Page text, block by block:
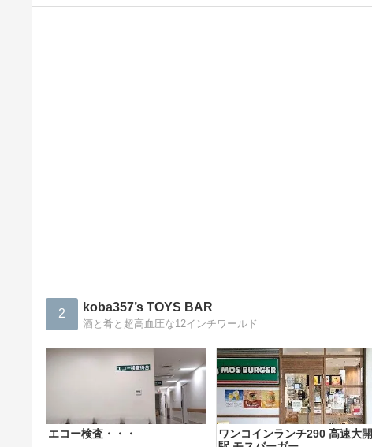
2 koba357’s TOYS BAR
酒と肴と超高血圧な12インチワールド
エコー検査・・・
ワンコインランチ290 高速大開